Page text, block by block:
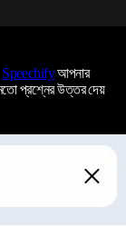
Speechifyআপনার
প্রশ্নের উত্তর দেয়